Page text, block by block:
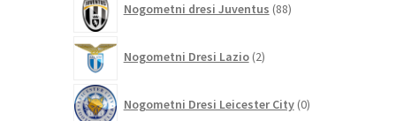
Nogometni dresi Juventus 88izdelkov
Nogometni Dresi Lazio 2izdelka
Nogometni Dresi Leicester City 0izdelkov